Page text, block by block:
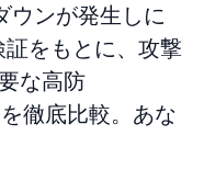
ウンが発生しに
をもとに、攻撃
な高防
徹底比較。あな